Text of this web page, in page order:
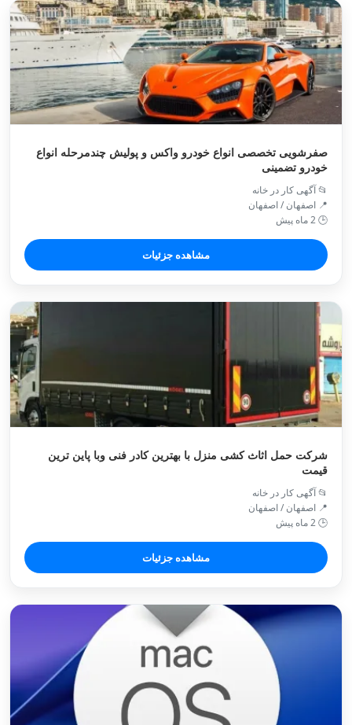
صفرشویی تخصصی انواع خودرو واکس و پولیش چندمرحله انواع
خودرو تضمینی
📂 آگهی کار در خانه
📍 اصفهان / اصفهان
🕒 2 ماه پیش
مشاهده جزئیات
شرکت حمل اثاث کشی منزل با بهترین کادر فنی وبا پاین ترین
قیمت
📂 آگهی کار در خانه
📍 اصفهان / اصفهان
🕒 2 ماه پیش
مشاهده جزئیات